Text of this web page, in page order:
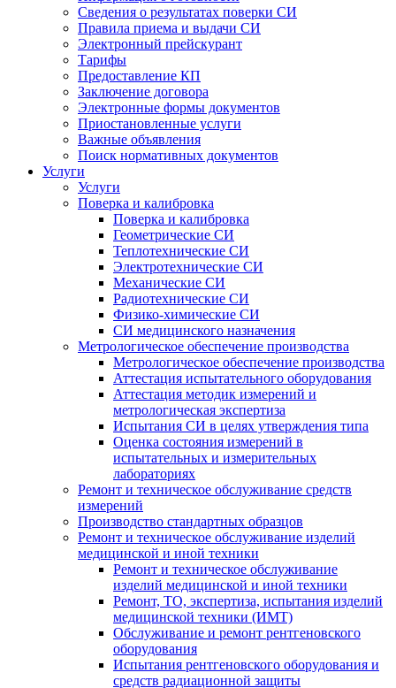
Сведения о результатах поверки СИ
Правила приема и выдачи СИ
Электронный прейскурант
Тарифы
Предоставление КП
Заключение договора
Электронные формы документов
Приостановленные услуги
Важные объявления
Поиск нормативных документов
Услуги
Услуги
Поверка и калибровка
Поверка и калибровка
Геометрические СИ
Теплотехнические СИ
Электротехнические СИ
Механические СИ
Радиотехнические СИ
Физико-химические СИ
СИ медицинского назначения
Метрологическое обеспечение производства
Метрологическое обеспечение производства
Аттестация испытательного оборудования
Аттестация методик измерений и
метрологическая экспертиза
Испытания СИ в целях утверждения типа
Оценка состояния измерений в
испытательных и измерительных
лабораториях
Ремонт и техническое обслуживание средств
измерений
Производство стандартных образцов
Ремонт и техническое обслуживание изделий
медицинской и иной техники
Ремонт и техническое обслуживание
изделий медицинской и иной техники
Ремонт, ТО, экспертиза, испытания изделий
медицинской техники (ИМТ)
Обслуживание и ремонт рентгеновского
оборудования
Испытания рентгеновского оборудования и
средств радиационной защиты